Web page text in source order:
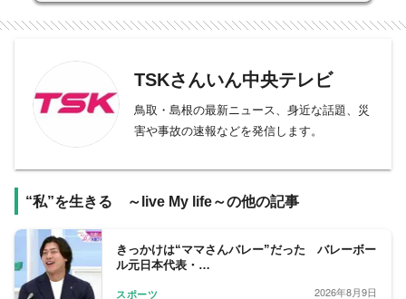
TSKさんいん中央テレビ
鳥取・島根の最新ニュース、身近な話題、災
害や事故の速報などを発信します。
“私”を生きる ～live My life～の他の記事
きっかけは“ママさんバレー”だった バレーボー
ル元日本代表・…
スポーツ 2026年8月9日